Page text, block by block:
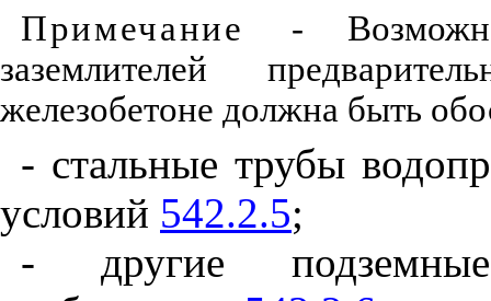
Примечание
-
заземлителей
железобетоне должна быть
- стальные трубы
условий 542.2.5;
- другие